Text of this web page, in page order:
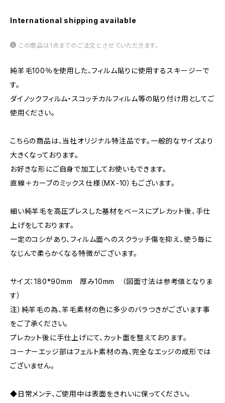
International shipping available
この商品は1点までのご注文とさせていただきます。
純羊毛100％を使用した、フィルム貼りに使用するスキージーで
す。
ダイノックフィルム・スコッチカルフィルム等の貼り付け用としてご
使用ください。
こちらの商品は、当社オリジナル特注品です。一般的なサイズより
大きくなっております。
お好きな形にご自身で加工してお使いもできます。
直線＋カーブのミックス仕様（MX-10）もございます。
細い純羊毛を高圧プレスした基材をベースにプレカット後、手仕
上げをしております。
一定のコシがあり、フィルム面へのスクラッチ傷を抑え、使う毎に
なじんで柔らかくなる特徴がございます。
サイズ：180*90mm 厚み10mm （図面寸法は参考値となりま
す）
注）純羊毛の為、羊毛素材の色に多少のバラつきがございます事
をご了承ください。
プレカット後に手仕上げにて、カット面を整えております。
コーナーエッジ部はフェルト素材の為、完全なエッジの成形では
ございません。
◆日常メンテ、ご使用中は表面をきれいに保ってください。